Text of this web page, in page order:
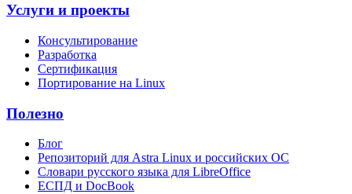
Услуги и проекты
Консультирование
Разработка
Сертификация
Портирование на Linux
Полезно
Блог
Репозиторий для Astra Linux и российских ОС
Словари русского языка для LibreOffice
ЕСПД и DocBook